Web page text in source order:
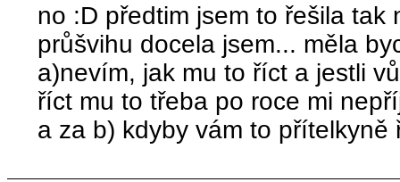
no :D předtim jsem to řešila
průšvihu docela jsem... měla
a)nevím, jak mu to říct a jestli
říct mu to třeba po roce mi
a za b) kdyby vám to